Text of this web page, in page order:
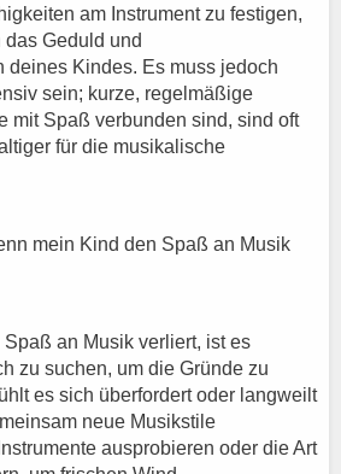
am Instrument zu festigen,
Geduld und
deines Kindes. Es muss jedoch
sein; kurze, regelmäßige
mit Spaß verbunden sind, sind oft
für die musikalische
mein Kind den Spaß an Musik
an Musik verliert, ist es
zu suchen, um die Gründe zu
es sich überfordert oder langweilt
neue Musikstile
ausprobieren oder die Art